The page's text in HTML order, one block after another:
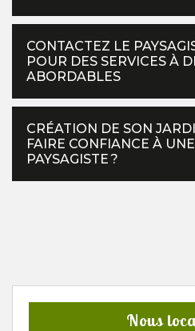
CONTACTEZ LE
POUR DES SERVICES À
ABORDABLES
CRÉATION DE SON
FAIRE CONFIANCE À
PAYSAGISTE ?
Nous